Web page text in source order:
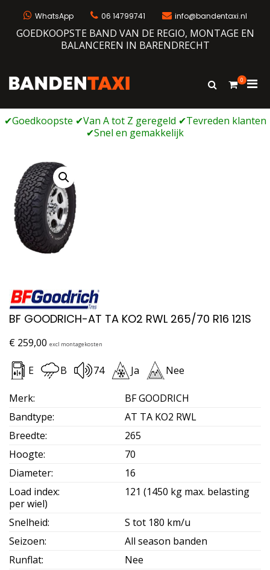
WhatsApp 06 14799741 info@bandentaxi.nl
GOEDKOOPSTE BAND VAN DE REGIO, MONTAGE EN
BALANCEREN IN BARENDRECHT
Bandengarage met eigen webshop
Toon
0
voor
BF GOODRICH-AT TA KO2 RWL 265/70 R16 121S
€ 259,00 excl montagekosten
E B 74 Ja Nee
Merk:
BF GOODRICH
Bandtype:
AT TA KO2 RWL
Breedte:
265
Hoogte:
70
Diameter:
16
Load index:
121 (1450 kg max. belasting
per wiel)
Snelheid:
S tot 180 km/u
Seizoen:
All season banden
Runflat:
Nee